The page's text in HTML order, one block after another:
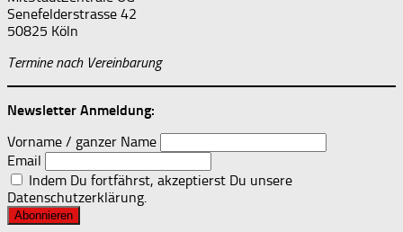
Senefelderstrasse 42
50825 Köln
Termine nach Vereinbarung
Newsletter Anmeldung:
Vorname / ganzer Name
Email
Indem Du fortfährst, akzeptierst Du unsere
Datenschutzerklärung.